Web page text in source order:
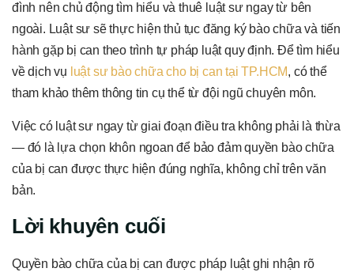
đình nên chủ động tìm hiểu và thuê luật sư ngay từ bên
ngoài. Luật sư sẽ thực hiện thủ tục đăng ký bào chữa và tiến
hành gặp bị can theo trình tự pháp luật quy định. Để tìm hiểu
về dịch vụ luật sư bào chữa cho bị can tại TP.HCM, có thể
tham khảo thêm thông tin cụ thể từ đội ngũ chuyên môn.
Việc có luật sư ngay từ giai đoạn điều tra không phải là thừa
— đó là lựa chọn khôn ngoan để bảo đảm quyền bào chữa
của bị can được thực hiện đúng nghĩa, không chỉ trên văn
bản.
Lời khuyên cuối
Quyền bào chữa của bị can được pháp luật ghi nhận rõ